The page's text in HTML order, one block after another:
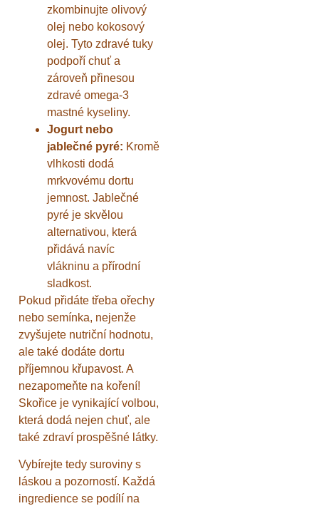
zkombinujte olivový
olej nebo kokosový
olej. Tyto zdravé tuky
podpoří chuť a
zároveň přinesou
zdravé omega-3
mastné kyseliny.
Jogurt nebo
jablečné pyré: Kromě
vlhkosti dodá
mrkvovému dortu
jemnost. Jablečné
pyré je skvělou
alternativou, která
přidává navíc
vlákninu a přírodní
sladkost.
Pokud přidáte třeba ořechy
nebo semínka, nejenže
zvyšujete nutriční hodnotu,
ale také dodáte dortu
příjemnou křupavost. A
nezapomeňte na koření!
Skořice je vynikající volbou,
která dodá nejen chuť, ale
také zdraví prospěšné látky.
Vybírejte tedy suroviny s
láskou a pozorností. Každá
ingredience se podílí na